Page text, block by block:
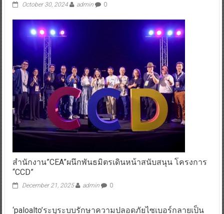
October 30, 2024 admin 0
สำนักงาน”CEA”ผนึกพันธมิตรเดินหน้าสนับสนุน โครงการ
“CCD”
December 21, 2025 admin 0
‘paloalto’ระบุระบบรักษาความปลอดภัยไซเบอร์กลายเป็น